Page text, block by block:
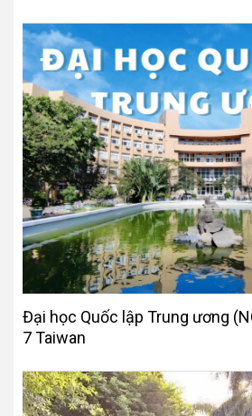
Đại học Quốc lập Trung ương
7 Taiwan